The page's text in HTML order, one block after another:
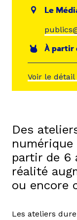
Le
À partir
Voir le
Des
partir de 6
réalité
ou encore
Les ateliers